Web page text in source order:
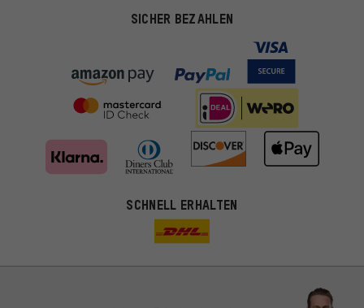
SICHER BEZAHLEN
SCHNELL ERHALTEN